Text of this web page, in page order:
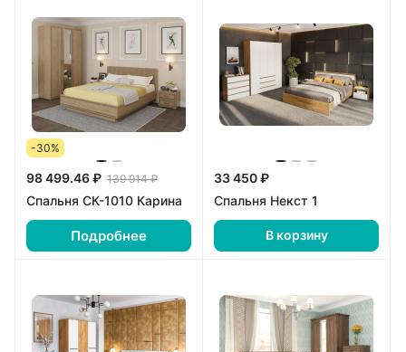
-30%
98 499.46 ₽ 139 914 ₽
Спальня СК-1010 Карина
Подробнее
33 450 ₽
Спальня Некст 1
В корзину